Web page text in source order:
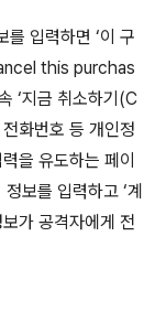
입력하면 ‘이 구
this purchas
‘지금 취소하기 (C
전화번호 등 개인정
을 유도하는 페이
보를 입력하고 ‘계
가 공격자에게 전